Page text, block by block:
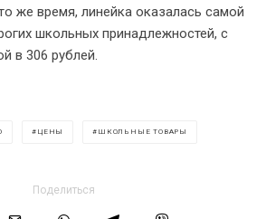
же время, линейка оказалась самой
школьных принадлежностей, с
в 306 рублей.
ЦЕНЫ ШКОЛЬНЫЕ ТОВАРЫ
Поделиться